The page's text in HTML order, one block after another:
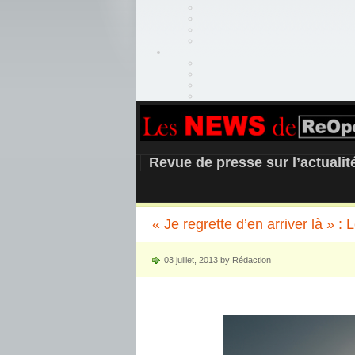
REOPEN911 –
Revue de presse sur
« Je regrette d’en arriver là » :
03 juillet, 2013 by Rédaction